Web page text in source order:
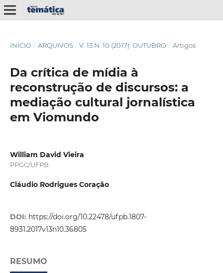
INÍCIO / ARQUIVOS / V. 13 N. 10 (2017): OUTUBRO / Artigos
Da crítica de mídia à
reconstrução de discursos: a
mediação cultural jornalística
em Viomundo
William David Vieira
PPGC/UFPB
Cláudio Rodrigues Coração
DOI: https://doi.org/10.22478/ufpb.1807-
8931.2017v13n10.36805
RESUMO